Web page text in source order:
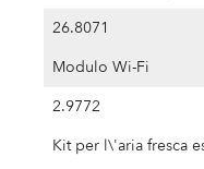
26.8071
Modulo Wi-Fi
2.9772
Kit per l\'aria fresca